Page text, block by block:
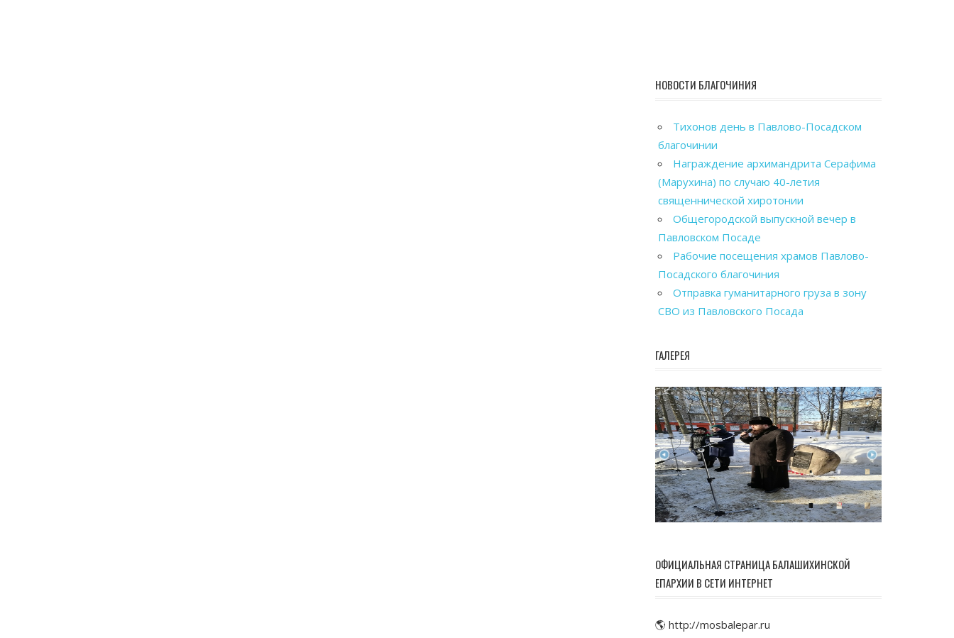
НОВОСТИ БЛАГОЧИНИЯ
Тихонов день в Павлово-Посадском
благочинии
Награждение архимандрита Серафима
(Марухина) по случаю 40-летия
священнической хиротонии
Общегородской выпускной вечер в
Павловском Посаде
Рабочие посещения храмов Павлово-
Посадского благочиния
Отправка гуманитарного груза в зону
СВО из Павловского Посада
ГАЛЕРЕЯ
ОФИЦИАЛЬНАЯ СТРАНИЦА БАЛАШИХИНСКОЙ
ЕПАРХИИ В СЕТИ ИНТЕРНЕТ
🌎 http://mosbalepar.ru